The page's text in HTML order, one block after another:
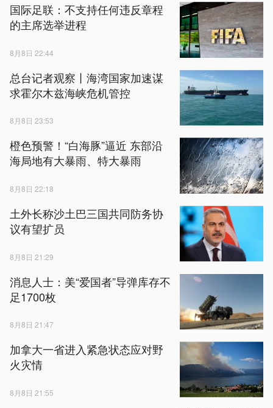
国际足联：不支持任何违反章程
的主席选举进程
8月8日 22:44
总台记者观察丨海湾国家加速谋
求霍尔木兹海峡危机管控
8月8日 23:53
橙色预警！“白海豚”逼近 东部沿
海局地有大暴雨、特大暴雨
8月8日 22:18
土外长称沙土巴三国共同防务协
议有望扩员
8月8日 21:29
消息人士：美“爱国者”导弹库存不
足1700枚
8月8日 21:47
加拿大一省进入紧急状态应对野
火灾情
8月8日 21:55